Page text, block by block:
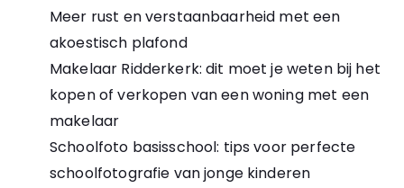
Meer rust en verstaanbaarheid met een
akoestisch plafond
Makelaar Ridderkerk: dit moet je weten bij het
kopen of verkopen van een woning met een
makelaar
Schoolfoto basisschool: tips voor perfecte
schoolfotografie van jonge kinderen